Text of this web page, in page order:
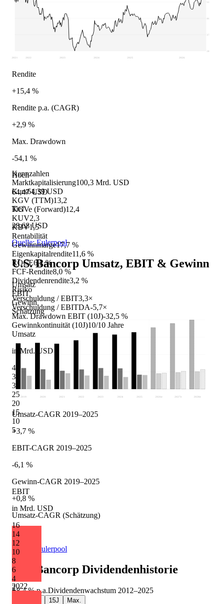
Kennzahlen
Marktkapitalisierung100,3 Mrd. USD
Kurs64,39 USD
KGV (TTM)13,2
KGVe (Forward)12,4
KUV2,3
KBV1,5
Rentabilität
Gewinnmarge17,7 %
Eigenkapitalrendite11,6 %
ROCE6,2 %
FCF-Rendite8,0 %
Dividendenrendite3,2 %
Risiko
Verschuldung / EBIT3,3×
Verschuldung / EBITDA-5,7×
Max. Drawdown EBIT (10J)-32,5 %
Gewinnkontinuität (10J)10/10 Jahre
Umsatz
in Mrd. USD
40
35
30
25
20
15
10
5
2022
EBIT
in Mrd. USD
16
14
12
10
8
6
4
2
28,68
37,63
46,58
55,52
2021 2022 2023 2024 2025 2026
Rendite
+15,4 %
Rendite p.a. (CAGR)
+2,9 %
Max. Drawdown
-54,1 %
Hoch
64,47 USD
Tief
28,68 USD
Quelle: Eulerpool
U.S. Bancorp Umsatz, EBIT & Gewinn
Umsatz
EBIT
Gewinn
Schätzung
2019 2020 2021 2022 2023 2024 2025 2026 e 2027 e 2028 e
Umsatz-CAGR 2019–2025
+3,7 %
EBIT-CAGR 2019–2025
-6,1 %
Gewinn-CAGR 2019–2025
+0,8 %
Umsatz-CAGR (Schätzung)
+6,8 %
Quelle: Eulerpool
U.S. Bancorp Dividendenhistorie
+8,4 % p.a.Dividendenwachstum 2012–2025
15J Max.